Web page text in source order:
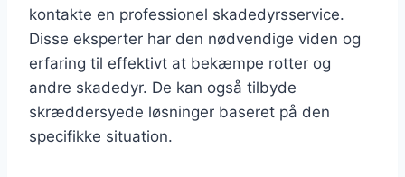
kontakte en professionel skadedyrsservice.
Disse eksperter har den nødvendige viden og
erfaring til effektivt at bekæmpe rotter og
andre skadedyr. De kan også tilbyde
skræddersyede løsninger baseret på den
specifikke situation.